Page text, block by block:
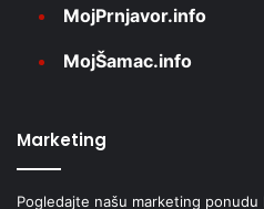
MojPrnjavor.info
MojŠamac.info
Marketing
Pogledajte našu marketing